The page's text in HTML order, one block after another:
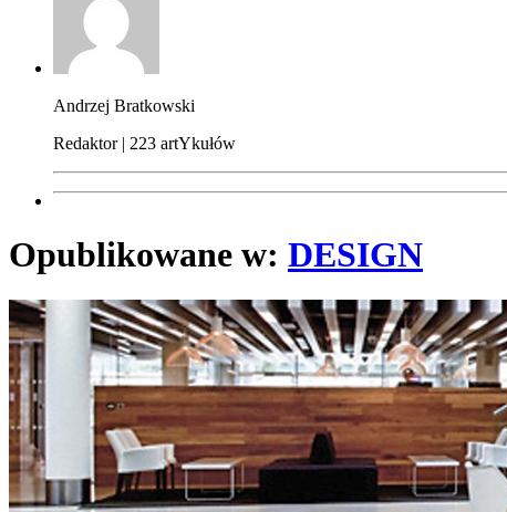
Andrzej Bratkowski
Redaktor | 223 artYkułów
Opublikowane w: DESIGN